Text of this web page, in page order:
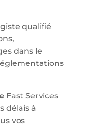
qualifié
dans le
Fast Services
délais à
vos